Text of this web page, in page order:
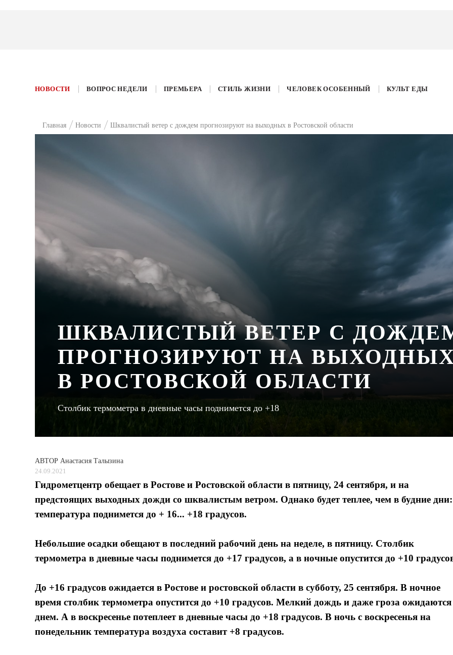
НОВОСТИ ВОПРОС НЕДЕЛИ ПРЕМЬЕРА СТИЛЬ ЖИЗНИ ЧЕЛОВЕК ОСОБЕННЫЙ КУЛЬТ ЕДЫ
Главная Новости Шквалистый ветер с дождем прогнозируют на выходных в Ростовской области
ШКВАЛИСТЫЙ ВЕТЕР С
ПРОГНОЗИРУЮТ НА
В РОСТОВСКОЙ ОБЛАСТИ
Столбик термометра в дневные часы поднимется до +18
АВТОР Анастасия Талызина
24.09.2021
Гидрометцентр обещает в Ростове и Ростовской области в пятницу, 24 сентября, и на
предстоящих выходных дожди со шквалистым ветром. Однако будет теплее, чем в будние дни:
температура поднимется до + 16... +18 градусов.
Небольшие осадки обещают в последний рабочий день на неделе, в пятницу. Столбик
термометра в дневные часы поднимется до +17 градусов, а в ночные опустится до +10
До +16 градусов ожидается в Ростове и ростовской области в субботу, 25 сентября. В ночное
время столбик термометра опустится до +10 градусов. Мелкий дождь и даже гроза ожидаются
днем. А в воскресенье потеплеет в дневные часы до +18 градусов. В ночь с воскресенья на
понедельник температура воздуха составит +8 градусов.